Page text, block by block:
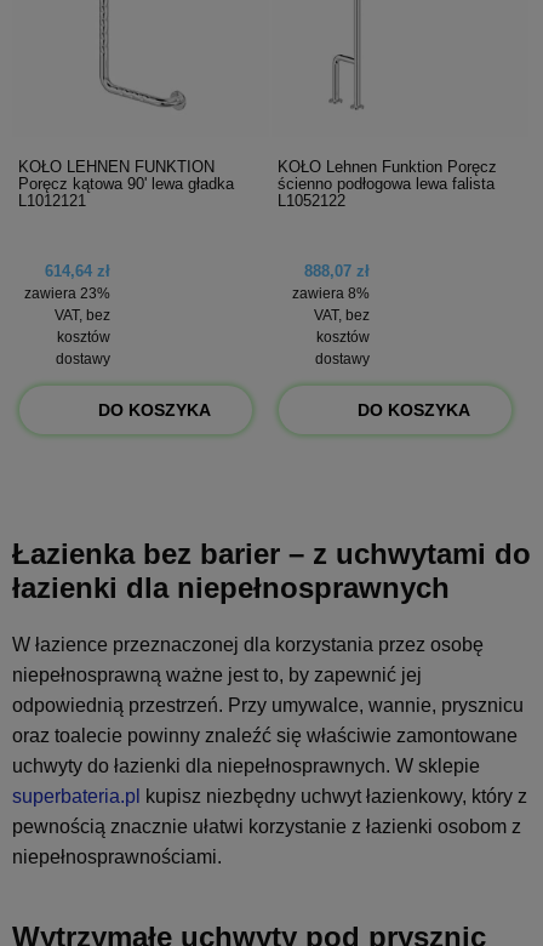
KOŁO LEHNEN FUNKTION
Poręcz kątowa 90' lewa gładka
L1012121
614,64 zł
zawiera 23%
VAT, bez
kosztów
dostawy
DO KOSZYKA
KOŁO Lehnen Funktion Poręcz
ścienno podłogowa lewa falista
L1052122
888,07 zł
zawiera 8%
VAT, bez
kosztów
dostawy
DO KOSZYKA
Łazienka bez barier – z uchwytami do
łazienki dla niepełnosprawnych
W łazience przeznaczonej dla korzystania przez osobę
niepełnosprawną ważne jest to, by zapewnić jej
odpowiednią przestrzeń. Przy umywalce, wannie, prysznicu
oraz toalecie powinny znaleźć się właściwie zamontowane
uchwyty do łazienki dla niepełnosprawnych. W sklepie
superbateria.pl kupisz niezbędny uchwyt łazienkowy, który z
pewnością znacznie ułatwi korzystanie z łazienki osobom z
niepełnosprawnościami.
Wytrzymałe uchwyty pod prysznic